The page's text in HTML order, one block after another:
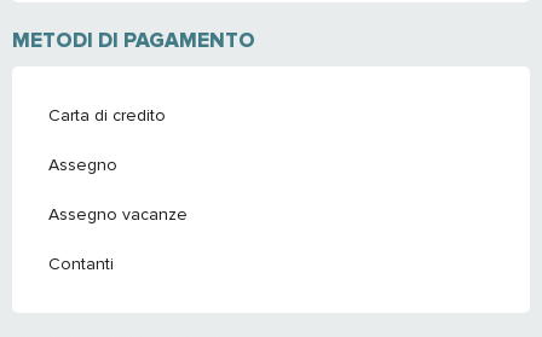
METODI DI PAGAMENTO
Carta di credito
Assegno
Assegno vacanze
Contanti